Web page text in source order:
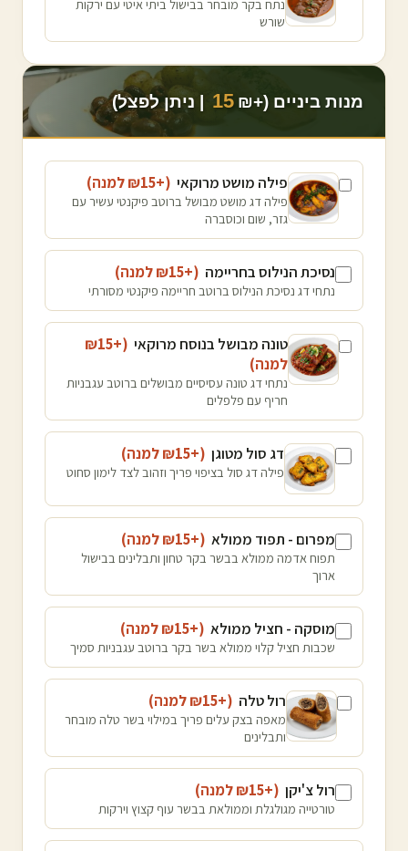
נתח בקר מובחר בבישול ביתי איטי עם ירקות
שורש
מנות ביניים (+₪ 15 | ניתן לפצל)
פילה מושט מרוקאי (+₪
15 למנה)
פילה דג מושט מבושל ברוטב פיקנטי עשיר עם
גזר, שום וכוסברה
נסיכת הנילוס בחריימה (+₪
15 למנה)
נתחי דג נסיכת הנילוס ברוטב חריימה פיקנטי מסורתי
טונה מבושל בנוסח מרוקאי (+₪
15
למנה)
נתחי דג טונה עסיסיים מבושלים ברוטב עגבניות
חריף עם פלפלים
דג סול מטוגן (+₪
15 למנה)
פילה דג סול בציפוי פריך וזהוב לצד לימון סחוט
מפרום - תפוד ממולא (+₪
15 למנה)
תפוח אדמה ממולא בבשר בקר טחון ותבלינים בבישול
ארוך
מוסקה - חציל ממולא (+₪
15 למנה)
שכבות חציל קלוי ממולא בשר בקר ברוטב עגבניות סמיך
רול טלה (+₪
15 למנה)
מאפה בצק עלים פריך במילוי בשר טלה מובחר
ותבלינים
רול צ'יקן (+₪
15 למנה)
טורטייה מגולגלת וממולאת בבשר עוף קצוץ וירקות